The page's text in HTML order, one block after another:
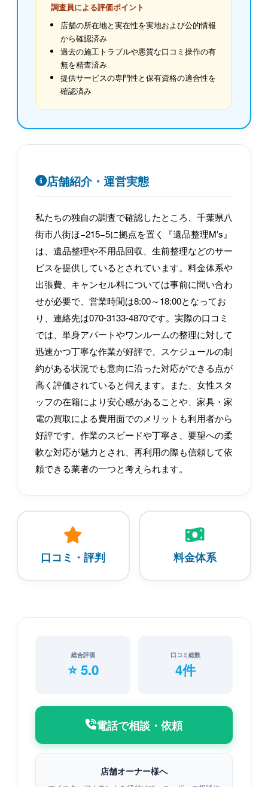
調査員による評価ポイント
店舗の所在地と実在性を実地および公的情報
から確認済み
過去の施工トラブルや悪質な口コミ操作の有
無を精査済み
提供サービスの専門性と保有資格の適合性を
確認済み
店舗紹介・運営実態
私たちの独自の調査で確認したところ、千葉県八
街市八街ほ−215−5に拠点を置く『遺品整理M′s』
は、遺品整理や不用品回収、生前整理などのサー
ビスを提供しているとされています。料金体系や
出張費、キャンセル料については事前に問い合わ
せが必要で、営業時間は8:00～18:00となってお
り、連絡先は070-3133-4870です。実際の口コミ
では、単身アパートやワンルームの整理に対して
迅速かつ丁寧な作業が好評で、スケジュールの制
約がある状況でも意向に沿った対応ができる点が
高く評価されていると伺えます。また、女性スタ
ッフの在籍により安心感があることや、家具・家
電の買取による費用面でのメリットも利用者から
好評です。作業のスピードや丁寧さ、要望への柔
軟な対応が魅力とされ、再利用の際も信頼して依
頼できる業者の一つと考えられます。
口コミ・評判 料金体系
総合評価
⭐ 5.0
口コミ総数
4件
電話で相談・依頼
店舗オーナー様へ